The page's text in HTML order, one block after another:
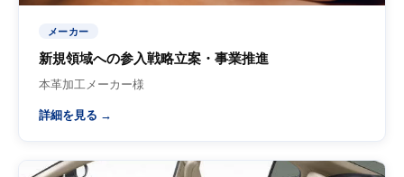
メーカー
新規領域への参入戦略立案・事業推進
本革加工メーカー様
詳細を見る →